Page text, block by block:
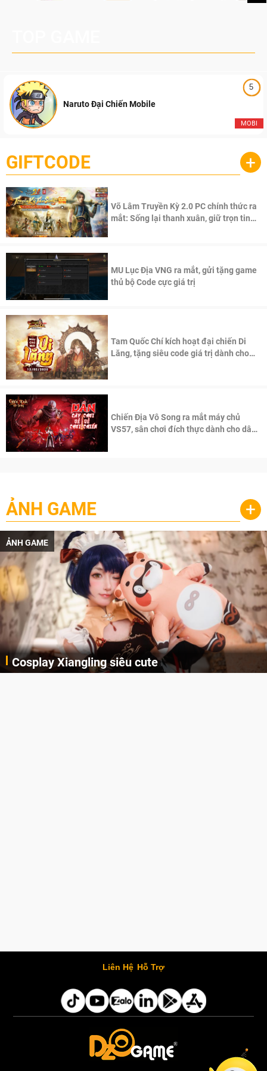
5
MOBI
Naruto Đại Chiến Mobile
GIFTCODE +
Võ Lâm Truyền Kỳ 2.0 PC chính thức ra
mắt: Sống lại thanh xuân, giữ trọn tinh
MU Lục Địa VNG ra mắt, gửi tặng game
thủ bộ Code cực giá trị
Tam Quốc Chí kích hoạt đại chiến Di
Lăng, tặng siêu code giá trị dành cho
Chiến Địa Vô Song ra mắt máy chủ
VS57, sân chơi đích thực dành cho dân
ẢNH GAME +
ẢNH GAME
Lala Croft vừa nóng vừa xinh dưới nét vẽ của
AI
Liên Hệ Hỗ Trợ